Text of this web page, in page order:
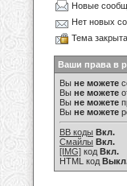
Новые
Нет новых
Тема закрыта
Ваши права в
Вы не можете
Вы не можете
Вы не можете
Вы не можете
BB коды Вкл.
Смайлы Вкл.
[IMG] код Вкл.
HTML код